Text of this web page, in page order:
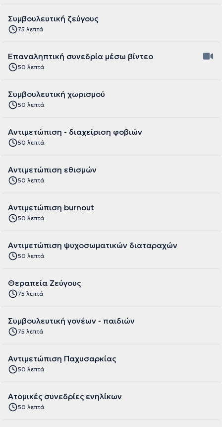
Συμβουλευτική ζεύγους
75 λεπτά
Επαναληπτική συνεδρία μέσω βίντεο
50 λεπτά
Συμβουλευτική χωρισμού
50 λεπτά
Αντιμετώπιση - διαχείριση φοβιών
50 λεπτά
Αντιμετώπιση εθισμών
50 λεπτά
Αντιμετώπιση burnout
50 λεπτά
Αντιμετώπιση ψυχοσωματικών διαταραχών
50 λεπτά
Θεραπεία Ζεύγους
75 λεπτά
Συμβουλευτική γονέων - παιδιών
75 λεπτά
Αντιμετώπιση Παχυσαρκίας
50 λεπτά
Ατομικές συνεδρίες ενηλίκων
50 λεπτά